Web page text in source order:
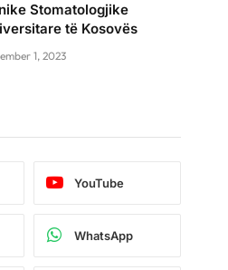
Stomatologjike
të Kosovës
1, 2023
YouTube
WhatsApp